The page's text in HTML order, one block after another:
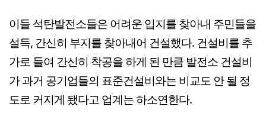
이들 석탄발전소들은 어려운 입지를 찾아내 주민들을
설득, 간신히 부지를 찾아내어 건설했다. 건설비를 추
가로 들여 간신히 착공을 하게 된 만큼 발전소 건설비
가 과거 공기업들의 표준건설비와는 비교도 안 될 정
도로 커지게 됐다고 업계는 하소연한다.